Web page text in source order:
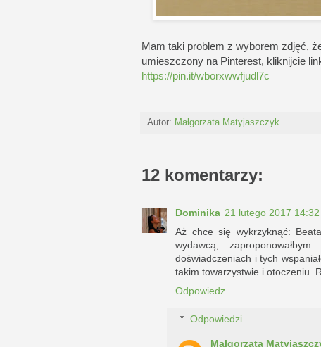
Mam taki problem z wyborem zdjęć,
umieszczony na Pinterest, kliknijcie
https://pin.it/wborxwwfjudl7c
Autor: Małgorzata Matyjaszczyk
12 komentarzy:
Dominika 21 lutego 2017 14:32
Aż chce się wykrzyknąć:
wydawcą,
doświadczeniach i tych
takim towarzystwie i otoczeniu.
Odpowiedz
Odpowiedzi
Małgorzata